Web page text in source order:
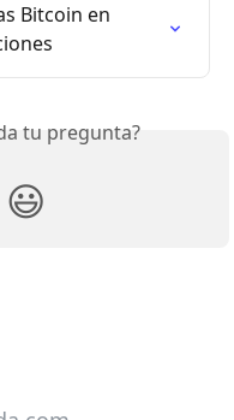
Bitcoin en
tu pregunta?
😃